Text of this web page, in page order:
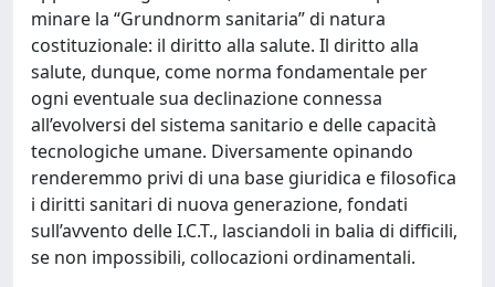
minare la “Grundnorm sanitaria” di natura
costituzionale: il diritto alla salute. Il diritto alla
salute, dunque, come norma fondamentale per
ogni eventuale sua declinazione connessa
all’evolversi del sistema sanitario e delle capacità
tecnologiche umane. Diversamente opinando
renderemmo privi di una base giuridica e filosofica
i diritti sanitari di nuova generazione, fondati
sull’avvento delle I.C.T., lasciandoli in balia di difficili,
se non impossibili, collocazioni ordinamentali.